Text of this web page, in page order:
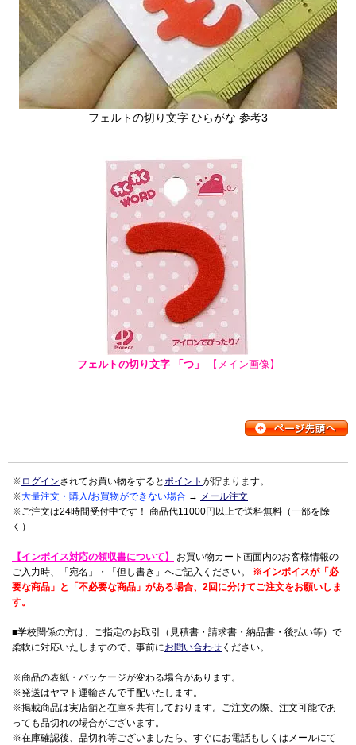
フェルトの切り文字 ひらがな 参考3
フェルトの切り文字 「つ」 【メイン画像】
※ ログインされてお買い物をするとポイント が貯まります。
※大量注文・購入/お買物ができない場合 → メール注文
※ご注文は24時間受付中です！ 商品代11000円以上で送料無料（一部を除
く）
【インボイス対応の領収書について】
お買い物カート画面内のお客様情報の
ご入力時、「宛名」・「但し書き」へご記入ください。 ※インボイスが「必
要な商品」と「不必要な商品」がある場合、2回に分けてご注文をお願いしま
す。
■学校関係の方は、ご指定のお取引（見積書・請求書・納品書・後払い等）で
柔軟に対応いたしますので、事前にお問い合わせ ください。
※商品の表紙・パッケージが変わる場合があります。
※発送はヤマト運輸さんで手配いたします。
※掲載商品は実店舗と在庫を共有しております。ご注文の際、注文可能であ
っても品切れの場合がございます。
※在庫確認後、品切れ等ございましたら、すぐにお電話もしくはメールにて